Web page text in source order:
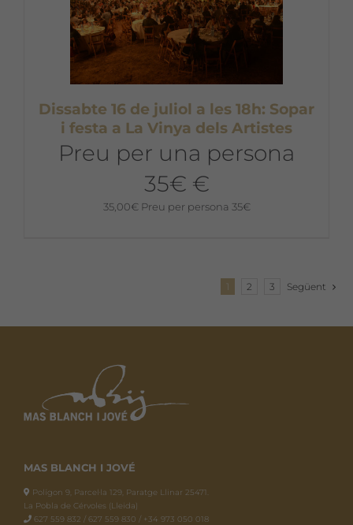
Dissabte 16 de juliol a les 18h: Sopar
i festa a La Vinya dels Artistes
Preu per una persona
35€ €
35,00€ Preu per persona 35€
1 2 3 Següent
MAS BLANCH I JOVÉ
Polígon 9, Parcel·la 129, Paratge Llinar 25471.
La Pobla de Cérvoles (Lleida)
627 559 832 / 627 559 830 / +34 973 050 018